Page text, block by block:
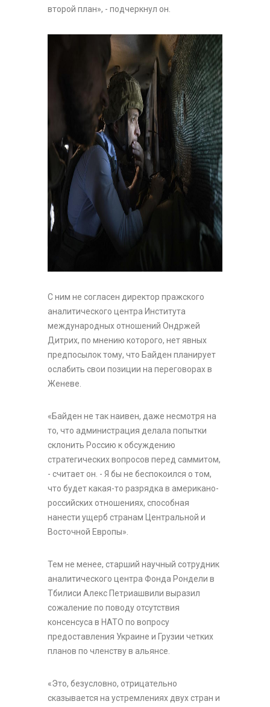
второй план», - подчеркнул он.
С ним не согласен директор пражского
аналитического центра Института
международных отношений Ондржей
Дитрих, по мнению которого, нет явных
предпосылок тому, что Байден планирует
ослабить свои позиции на переговорах в
Женеве.
«Байден не так наивен, даже несмотря на
то, что администрация делала попытки
склонить Россию к обсуждению
стратегических вопросов перед саммитом,
- считает он. - Я бы не беспокоился о том,
что будет какая-то разрядка в американо-
российских отношениях, способная
нанести ущерб странам Центральной и
Восточной Европы».
Тем не менее, старший научный сотрудник
аналитического центра Фонда Рондели в
Тбилиси Алекс Петриашвили выразил
сожаление по поводу отсутствия
консенсуса в НАТО по вопросу
предоставления Украине и Грузии четких
планов по членству в альянсе.
«Это, безусловно, отрицательно
сказывается на устремлениях двух стран и